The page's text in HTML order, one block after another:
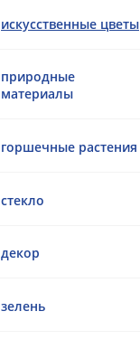
искусственные цветы
природные
материалы
горшечные растения
стекло
декор
зелень